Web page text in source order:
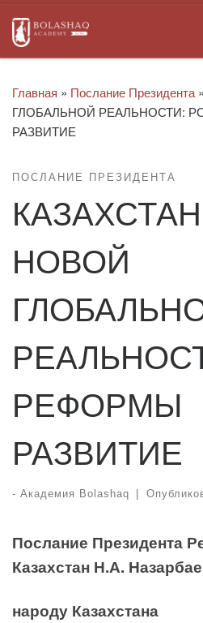
Skip to content
Главная » Послание Президента »
ГЛОБАЛЬНОЙ РЕАЛЬНОСТИ:
РАЗВИТИЕ
ПОСЛАНИЕ ПРЕЗИДЕНТА
НОВОЙ
РЕФОРМЫ
РАЗВИТИЕ
- Академия Bolashaq
Послание Президента
Казахстан Н.А.
народу Казахстана